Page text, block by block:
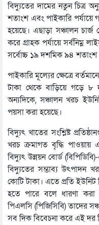
বিদ্যুতের দামের নতুন চিত্র
শতাংশ এবং পাইকারি
হয়েছে। এছাড়া সঞ্চালন
করে গ্রাহক পর্যায়ে সর্বনিম্ন
সর্বোচ্চ ১৯ দশমিক ৯৪ শতাংশ
পাইকারি মূল্যের ক্ষেত্রে
টাকা থেকে বাড়িয়ে গড়ে ৮
অন্যদিকে, সঞ্চালন খরচ
পয়সা করা হয়েছে।
বিদ্যুৎ খাতের সংশ্লিষ্ট
খরচ ক্রমাগত বৃদ্ধি পাওয়ায়
বিদ্যুৎ উন্নয়ন বোর্ড
বিদ্যুতের সম্ভাব্য উৎপাদন
কোটি টাকা। এতে প্রতি
হতে পারে বলে ধারণা করা
পিএলসি (পিজিসিবি) তাদের
সব দিক বিবেচনা করে এই দর